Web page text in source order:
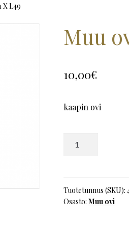
X L49
Muu
10,00€
kaapin ovi
L49
määrä
Tuotetunnus (SKU):
Osasto:Muu ovi